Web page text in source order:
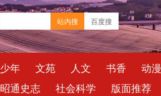
站内搜 百度搜
少年 文苑 人文 书香
动漫
昭通史志
社会科学 版面推荐